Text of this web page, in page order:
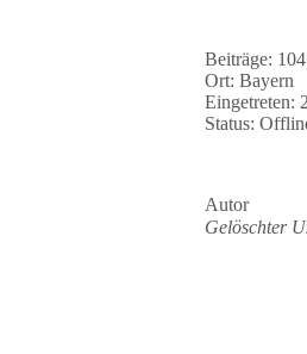
Beiträge:
Ort: Bayern
Eingetreten:
Status:
Autor
Gelöschter